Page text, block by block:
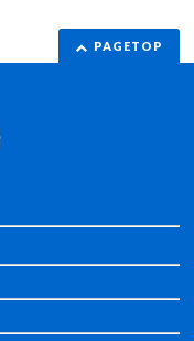
PAGETOP